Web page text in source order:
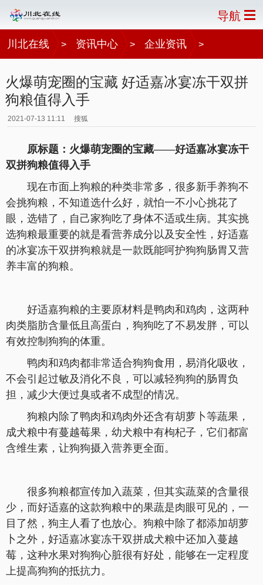
导航
川北在线 > 资讯中心 > 企业资讯 >
火爆萌宠圈的宝藏 好适嘉冰宴冻干双拼
狗粮值得入手
2021-07-13 11:11 搜狐
原标题：火爆萌宠圈的宝藏——好适嘉冰宴冻干
双拼狗粮值得入手
现在市面上狗粮的种类非常多，很多新手养狗不
会挑狗粮，不知道选什么好，就怕一不小心挑花了
眼，选错了，自己家狗吃了身体不适或生病。其实挑
选狗粮最重要的就是看营养成分以及安全性，好适嘉
的冰宴冻干双拼狗粮就是一款既能呵护狗狗肠胃又营
养丰富的狗粮。
好适嘉狗粮的主要原材料是鸭肉和鸡肉，这两种
肉类脂肪含量低且高蛋白，狗狗吃了不易发胖，可以
有效控制狗狗的体重。
鸭肉和鸡肉都非常适合狗狗食用，易消化吸收，
不会引起过敏及消化不良，可以减轻狗狗的肠胃负
担，减少大便过臭或者不成型的情况。
狗粮内除了鸭肉和鸡肉外还含有胡萝卜等蔬果，
成犬粮中有蔓越莓果，幼犬粮中有枸杞子，它们都富
含维生素，让狗狗摄入营养更全面。
很多狗粮都宣传加入蔬菜，但其实蔬菜的含量很
少，而好适嘉的这款狗粮中的果蔬是肉眼可见的，一
目了然，狗主人看了也放心。狗粮中除了都添加胡萝
卜之外，好适嘉冰宴冻干双拼成犬粮中还加入蔓越
莓，这种水果对狗狗心脏很有好处，能够在一定程度
上提高狗狗的抵抗力。